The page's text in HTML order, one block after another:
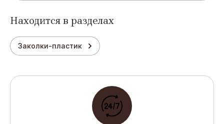
Находится в разделах
Заколки-пластик